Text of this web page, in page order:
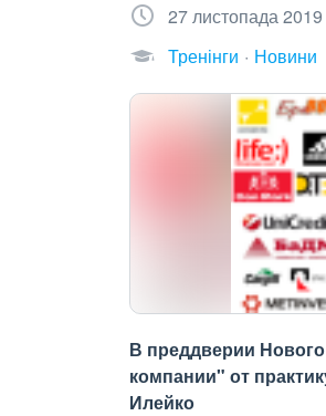
27 листопада 2019
Тренінги
Новини
В преддверии
компании" от
Илейко